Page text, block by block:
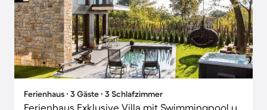
Ferienhaus ∙ 3 Gäste ∙ 3 Schlafzimmer
Ferienhaus Exklusive Villa mit Swimmingpool und Whirlpool